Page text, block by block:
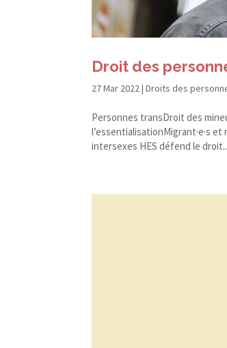
Droit des
27 Mar 2022|Droits des
Personnes transDroit des
l’essentialisationMigrant·e·s
intersexes HES défend le